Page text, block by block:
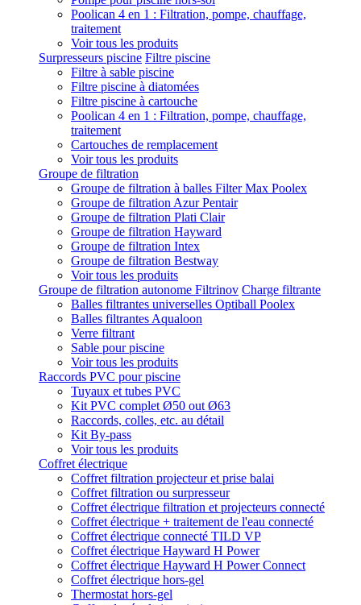
Poolican 4 en 1 : Filtration, pompe, chauffage,
traitement
Voir tous les produits
Surpresseurs piscine Filtre piscine
Filtre à sable piscine
Filtre piscine à diatomées
Filtre piscine à cartouche
Poolican 4 en 1 : Filtration, pompe, chauffage,
traitement
Cartouches de remplacement
Voir tous les produits
Groupe de filtration
Groupe de filtration à balles Filter Max Poolex
Groupe de filtration Azur Pentair
Groupe de filtration Plati Clair
Groupe de filtration Hayward
Groupe de filtration Intex
Groupe de filtration Bestway
Voir tous les produits
Groupe de filtration autonome Filtrinov Charge filtrante
Balles filtrantes universelles Optiball Poolex
Balles filtrantes Aqualoon
Verre filtrant
Sable pour piscine
Voir tous les produits
Raccords PVC pour piscine
Tuyaux et tubes PVC
Kit PVC complet Ø50 out Ø63
Raccords, colles, etc. au détail
Kit By-pass
Voir tous les produits
Coffret électrique
Coffret filtration projecteur et prise balai
Coffret filtration ou surpresseur
Coffret électrique filtration et projecteurs connecté
Coffret électrique + traitement de l'eau connecté
Coffret électrique connecté TILD VP
Coffret électrique Hayward H Power
Coffret électrique Hayward H Power Connect
Coffret électrique hors-gel
Thermostat hors-gel